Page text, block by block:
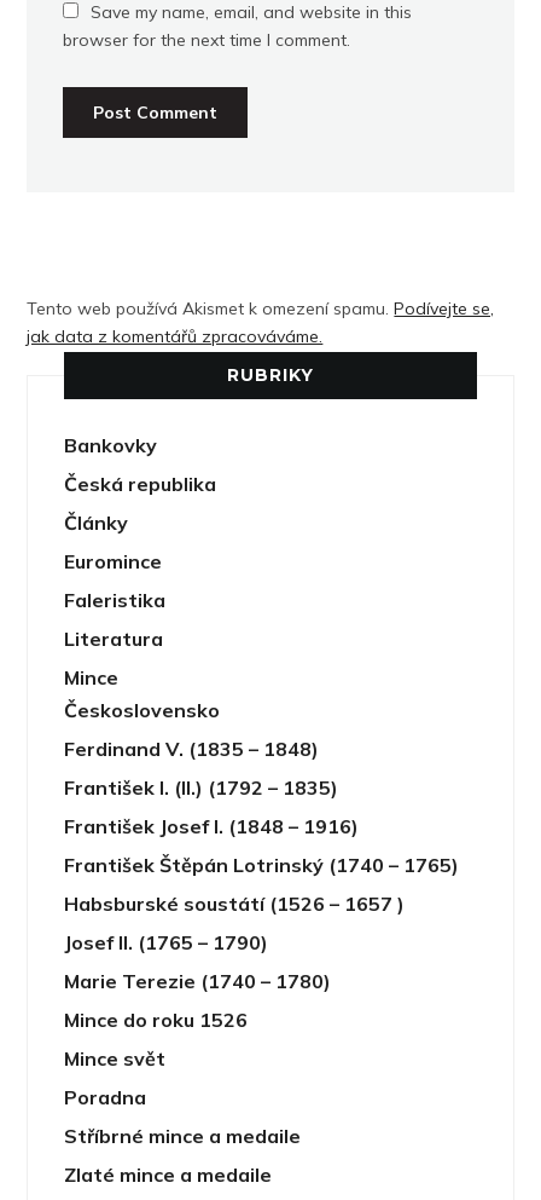
Save my name, email, and website in this
browser for the next time I comment.
Tento web používá Akismet k omezení spamu.Podívejte se,
jak data z komentářů zpracováváme.
RUBRIKY
Bankovky
Česká republika
Články
Euromince
Faleristika
Literatura
Mince
Československo
Ferdinand V. (1835 – 1848)
František I. (II.) (1792 – 1835)
František Josef I. (1848 – 1916)
František Štěpán Lotrinský (1740 – 1765)
Habsburské soustátí (1526 – 1657 )
Josef II. (1765 – 1790)
Marie Terezie (1740 – 1780)
Mince do roku 1526
Mince svět
Poradna
Stříbrné mince a medaile
Zlaté mince a medaile